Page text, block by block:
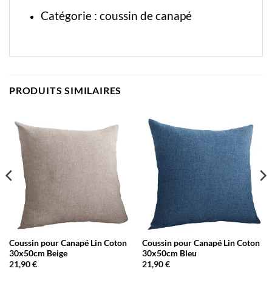
Catégorie : coussin de canapé
PRODUITS SIMILAIRES
Coussin pour Canapé Lin Coton
30x50cm Beige
21,90€
Coussin pour Canapé Lin Coton
30x50cm Bleu
21,90€